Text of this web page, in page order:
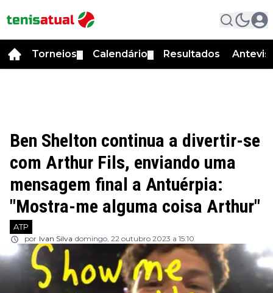
Torneios Calendário Resultados
Ben Shelton continua a divertir-se
com Arthur Fils, enviando uma
mensagem final a Antuérpia:
"Mostra-me alguma coisa Arthur"
ATP
por Ivan Silva domingo, 22 outubro 2023 a 15:10